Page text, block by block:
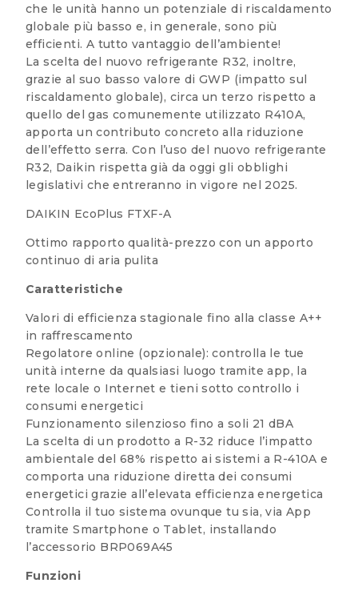
che le unità hanno un potenziale di riscaldamento
globale più basso e, in generale, sono più
efficienti. A tutto vantaggio dell’ambiente!
La scelta del nuovo refrigerante R32, inoltre,
grazie al suo basso valore di GWP (impatto sul
riscaldamento globale), circa un terzo rispetto a
quello del gas comunemente utilizzato R410A,
apporta un contributo concreto alla riduzione
dell’effetto serra. Con l’uso del nuovo refrigerante
R32, Daikin rispetta già da oggi gli obblighi
legislativi che entreranno in vigore nel 2025.
DAIKIN EcoPlus FTXF-A
Ottimo rapporto qualità-prezzo con un apporto
continuo di aria pulita
Caratteristiche
Valori di efficienza stagionale fino alla classe A++
in raffrescamento
Regolatore online (opzionale): controlla le tue
unità interne da qualsiasi luogo tramite app, la
rete locale o Internet e tieni sotto controllo i
consumi energetici
Funzionamento silenzioso fino a soli 21 dBA
La scelta di un prodotto a R-32 riduce l’impatto
ambientale del 68% rispetto ai sistemi a R-410A e
comporta una riduzione diretta dei consumi
energetici grazie all’elevata efficienza energetica
Controlla il tuo sistema ovunque tu sia, via App
tramite Smartphone o Tablet, installando
l’accessorio BRP069A45
Funzioni